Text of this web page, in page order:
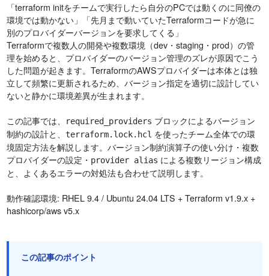
「terraform initをチームで実行したら自分のPCでは動くのに同僚の
環境では動かない」「先月まで動いていたTerraformコードが急に
別のプロバイダーバージョンを要求してくる」
Terraformで複数人の開発や複数環境（dev・staging・prod）の管
理を始めると、プロバイダーのバージョン管理のズレが原因でこう
した問題が起きます。TerraformのAWSプロバイダーは本体とは独
立して頻繁に更新されるため、バージョン指定を適切に設計してい
ないと静かに環境差異が生まれます。
この記事では、
required_providers ブロックによるバージョン
制約の設計と、terraform.lock.hcl を使ったチーム全体での環
境固定方法を解説します。バージョン制約演算子の使い分け・複数
プロバイダーの設定・ provider alias による複数リージョン構成
と、よくあるエラーの対処法も合わせて説明します。
動作確認環境: RHEL 9.4 / Ubuntu 24.04 LTS + Terraform v1.9.x +
hashicorp/aws v5.x
この記事のポイント